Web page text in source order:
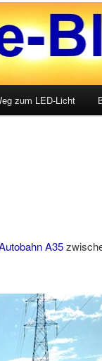
mehr
zum LED-Licht
A35